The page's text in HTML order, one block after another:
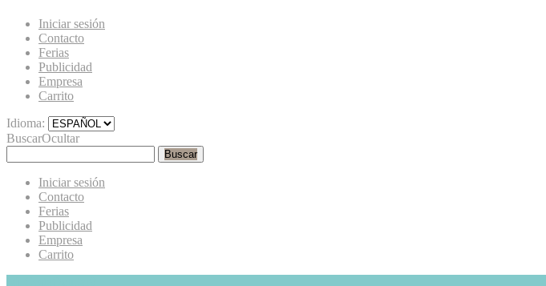
Iniciar sesión
Contacto
Ferias
Publicidad
Empresa
Carrito
Idioma:
BuscarOcultar
Buscar
Iniciar sesión
Contacto
Ferias
Publicidad
Empresa
Carrito